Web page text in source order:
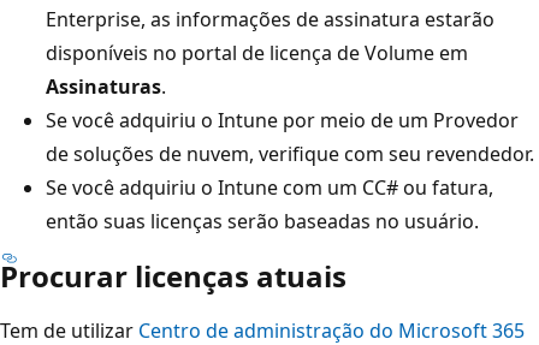
Enterprise, as informações de assinatura estarão
disponíveis no portal de licença de Volume em
Assinaturas.
Se você adquiriu o Intune por meio de um Provedor
de soluções de nuvem, verifique com seu revendedor.
Se você adquiriu o Intune com um CC# ou fatura,
então suas licenças serão baseadas no usuário.
Procurar licenças atuais
Tem de utilizar Centro de administração do Microsoft 365